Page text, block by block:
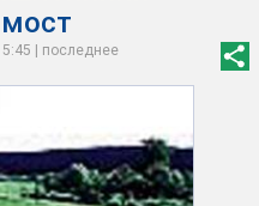
| последнее